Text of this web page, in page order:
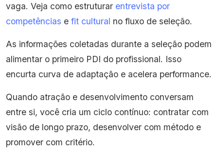
vaga. Veja como estruturar entrevista por
competências e fit cultural no fluxo de seleção.
As informações coletadas durante a seleção podem
alimentar o primeiro PDI do profissional. Isso
encurta curva de adaptação e acelera performance.
Quando atração e desenvolvimento conversam
entre si, você cria um ciclo contínuo: contratar com
visão de longo prazo, desenvolver com método e
promover com critério.